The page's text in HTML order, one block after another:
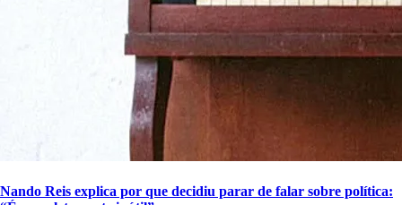
Nando Reis explica por que decidiu parar de falar sobre política: